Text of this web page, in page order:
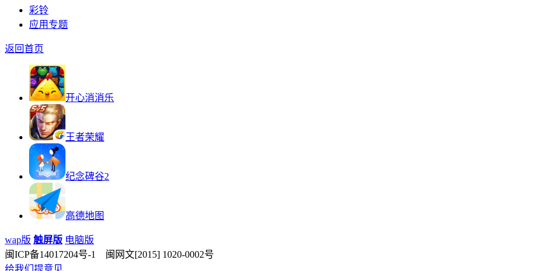
彩铃
应用专题
返回首页
开心消消乐
王者荣耀
纪念碑谷2
高德地图
wap版 触屏版 电脑版
闽ICP备14017204号-1 闽网文[2015] 1020-0002号
给我们提意见